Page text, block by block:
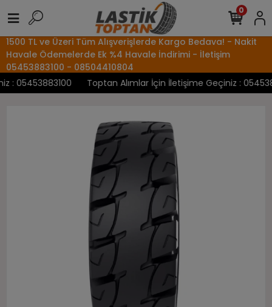
1500 TL ve Üzeri Tüm Alışverişlerde Kargo Bedava! - Nakit
Havale Ödemelerde Ek %4 Havale İndirimi - İletişim
05453883100 - 08504410804
05453883100
Toptan Alımlar İçin İletişime Geçiniz :
0